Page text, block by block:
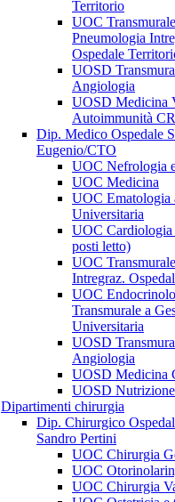
Territorio
UOC Transmurale
Pneumologia
Ospedale
UOSD
Angiologia
UOSD Medicina
Autoimmunità
Dip. Medico Ospedale
Eugenio/CTO
UOC Nefrologia
UOC Medicina
UOC Ematologia
Universitaria
UOC Cardiologia
posti letto)
UOC
Intregraz.
UOC
Transmurale a
Universitaria
UOSD
Angiologia
UOSD Medicina
UOSD
Dipartimenti chirurgia
Dip. Chirurgico
Sandro Pertini
UOC Chirurgia
UOC
UOC Chirurgia